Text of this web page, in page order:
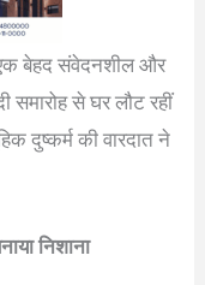
बेहद संवेदनशील और
से घर लौट रहीं
दुष्कर्म की वारदात ने
निशाना